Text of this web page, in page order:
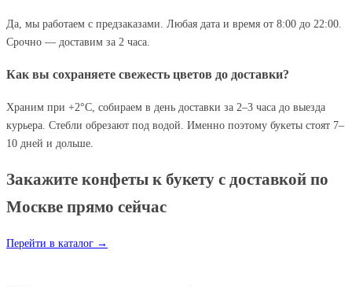
Да, мы работаем с предзаказами. Любая дата и время от 8:00 до 22:00.
Срочно — доставим за 2 часа.
Как вы сохраняете свежесть цветов до доставки?
Храним при +2°C, собираем в день доставки за 2–3 часа до выезда
курьера. Стебли обрезают под водой. Именно поэтому букеты стоят 7–
10 дней и дольше.
Закажите конфеты к букету с доставкой по
Москве прямо сейчас
Перейти в каталог →